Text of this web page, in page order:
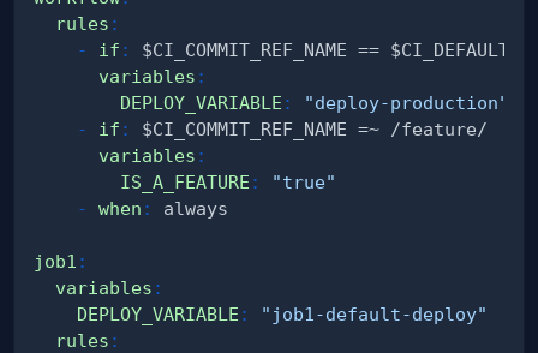
rules :
-
if :
variables :
DEPLOY_VARIABLE : "deploy-production"
-
if :
variables :
IS_A_FEATURE : "true"
-
when : always
job1 :
variables :
DEPLOY_VARIABLE :
"job1-default-deploy"
rules :